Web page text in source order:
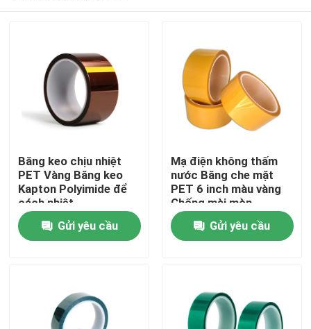
Nhà
Địa chỉ liên hệ
Băng keo chịu nhiệt
PET Vàng Băng keo
Kapton Polyimide để
cách nhiệt
Gửi yêu cầu
Mạ điện không thấm
nước Băng che mặt
PET 6 inch màu vàng
Chống mài mòn
Gửi yêu cầu